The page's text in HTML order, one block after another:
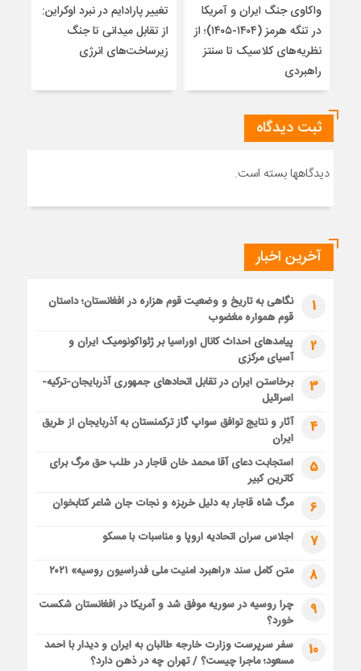
واکاوی جنگ ایران و آمریکا
در تنگه هرمز (۱۴۰۴-۱۴۰۵)؛ از
نظریه‌های کلاسیک تا سنتز
راهبردی
تغییر پارادایم در نبرد اوکراین:
از تقابل میدانی تا جنگ
زیرساخت‌های انرژی
ثبت دیدگاه
دیدگاهها بسته است.
آخرین اخبار
1
نگاهی به تاریخ و وضعیت قوم هزاره در افغانستان؛ داستان
قوم همواره مغضوب
2
پیامدهای احداث کانال اوراسیا بر ژئواکونومیک ایران و
آسیای مرکزی
3
برخاستن ایران در تقابل اتحادهای جمهوری آذربایجان-ترکیه-
اسرائیل
4
آثار و نتایج توافق سواپ گاز ترکمنستان به آذربایجان از طریق
ایران
5
استجابت دعای آقا محمد خان قاجار در طلب حق مرگ برای
کاترین کبیر
6 مرگ شاه قاجار به دلیل خربزه و نجات جان شاعر کتابخوان
7 اجلاس سران اتحادیه اروپا و مناسبات با مسکو
8 متن کامل سند «راهبرد امنیت ملی فدراسیون روسیه» ۲۰۲۱
9
چرا روسیه در سوریه موفق شد و آمریکا در افغانستان شکست
خورد؟
10
سفر سرپرست وزارت خارجه طالبان به ایران و دیدار با احمد
مسعود؛ ماجرا چیست؟ / تهران چه در ذهن دارد؟